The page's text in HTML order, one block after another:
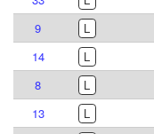
9
L
14
L
8
L
13
L